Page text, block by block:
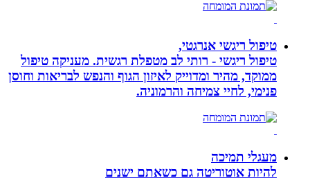
טיפול ריגשי אנרגטי,
טיפול ריגשי - רותי לב מטפלת רגשית. מעניקה טיפול
ממוקד, מהיר ומדוייק לאיזון הגוף והנפש לבריאות וחוסן
פנימי, לחיי צמיחה והרמוניה.
מעגלי תמיכה
להיות אוטוריטה גם כשאתם ישנים